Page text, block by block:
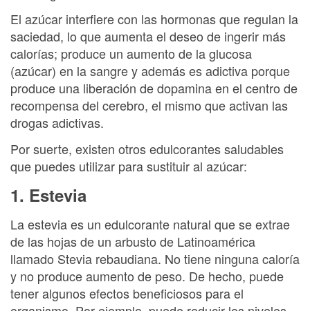
El azúcar interfiere con las hormonas que regulan la
saciedad, lo que aumenta el deseo de ingerir más
calorías; produce un aumento de la glucosa
(azúcar) en la sangre y además es adictiva porque
produce una liberación de dopamina en el centro de
recompensa del cerebro, el mismo que activan las
drogas adictivas.
Por suerte, existen otros edulcorantes saludables
que puedes utilizar para sustituir al azúcar:
1. Estevia
La estevia es un edulcorante natural que se extrae
de las hojas de un arbusto de Latinoamérica
llamado Stevia rebaudiana. No tiene ninguna caloría
y no produce aumento de peso. De hecho, puede
tener algunos efectos beneficiosos para el